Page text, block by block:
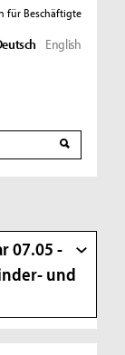
für Beschäftigte
English
07.05 -
und